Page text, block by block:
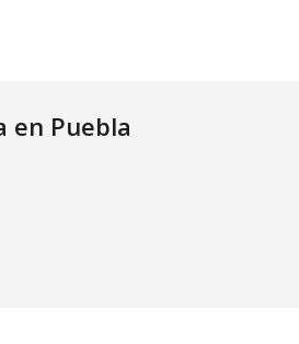
en Puebla